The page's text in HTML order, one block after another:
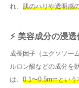
れ、 肌のハリや透明感
⚡ 美容成分の浸透
成長因子（エクソソー
ルロン酸などの成分を
は、 0.1〜0.5mmとい